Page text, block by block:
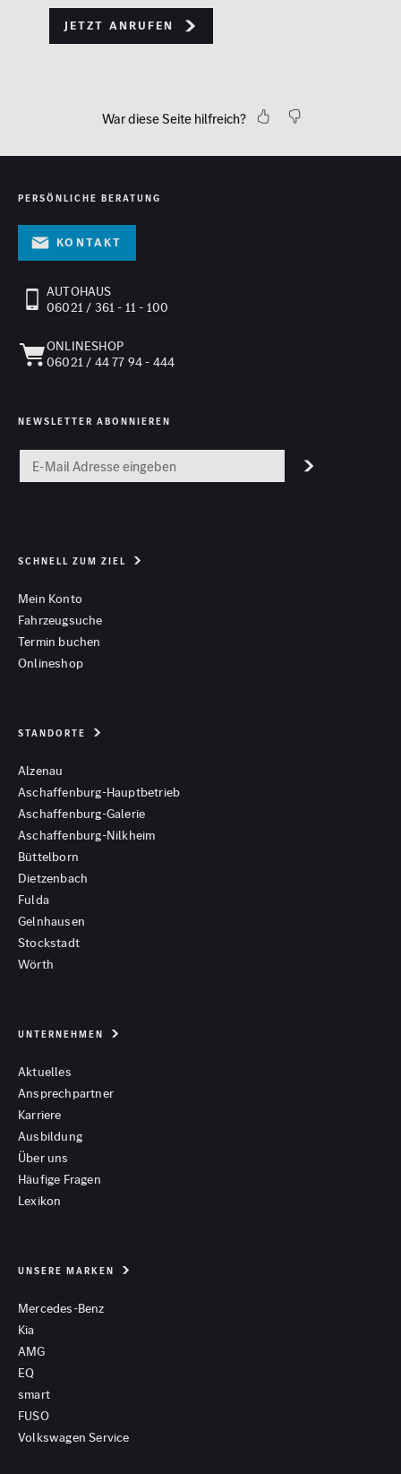
Jetzt anrufen
War diese Seite hilfreich?
PERSÖNLICHE BERATUNG
Kontakt
AUTOHAUS
06021 / 361 - 11 - 100
ONLINESHOP
06021 / 44 77 94 - 444
NEWSLETTER ABONNIEREN
SCHNELL ZUM ZIEL
Mein Konto
Fahrzeugsuche
Termin buchen
Onlineshop
STANDORTE
Alzenau
Aschaffenburg-Hauptbetrieb
Aschaffenburg-Galerie
Aschaffenburg-Nilkheim
Büttelborn
Dietzenbach
Fulda
Gelnhausen
Stockstadt
Wörth
UNTERNEHMEN
Aktuelles
Ansprechpartner
Karriere
Ausbildung
Über uns
Häufige Fragen
Lexikon
UNSERE MARKEN
Mercedes-Benz
Kia
AMG
EQ
smart
FUSO
Volkswagen Service